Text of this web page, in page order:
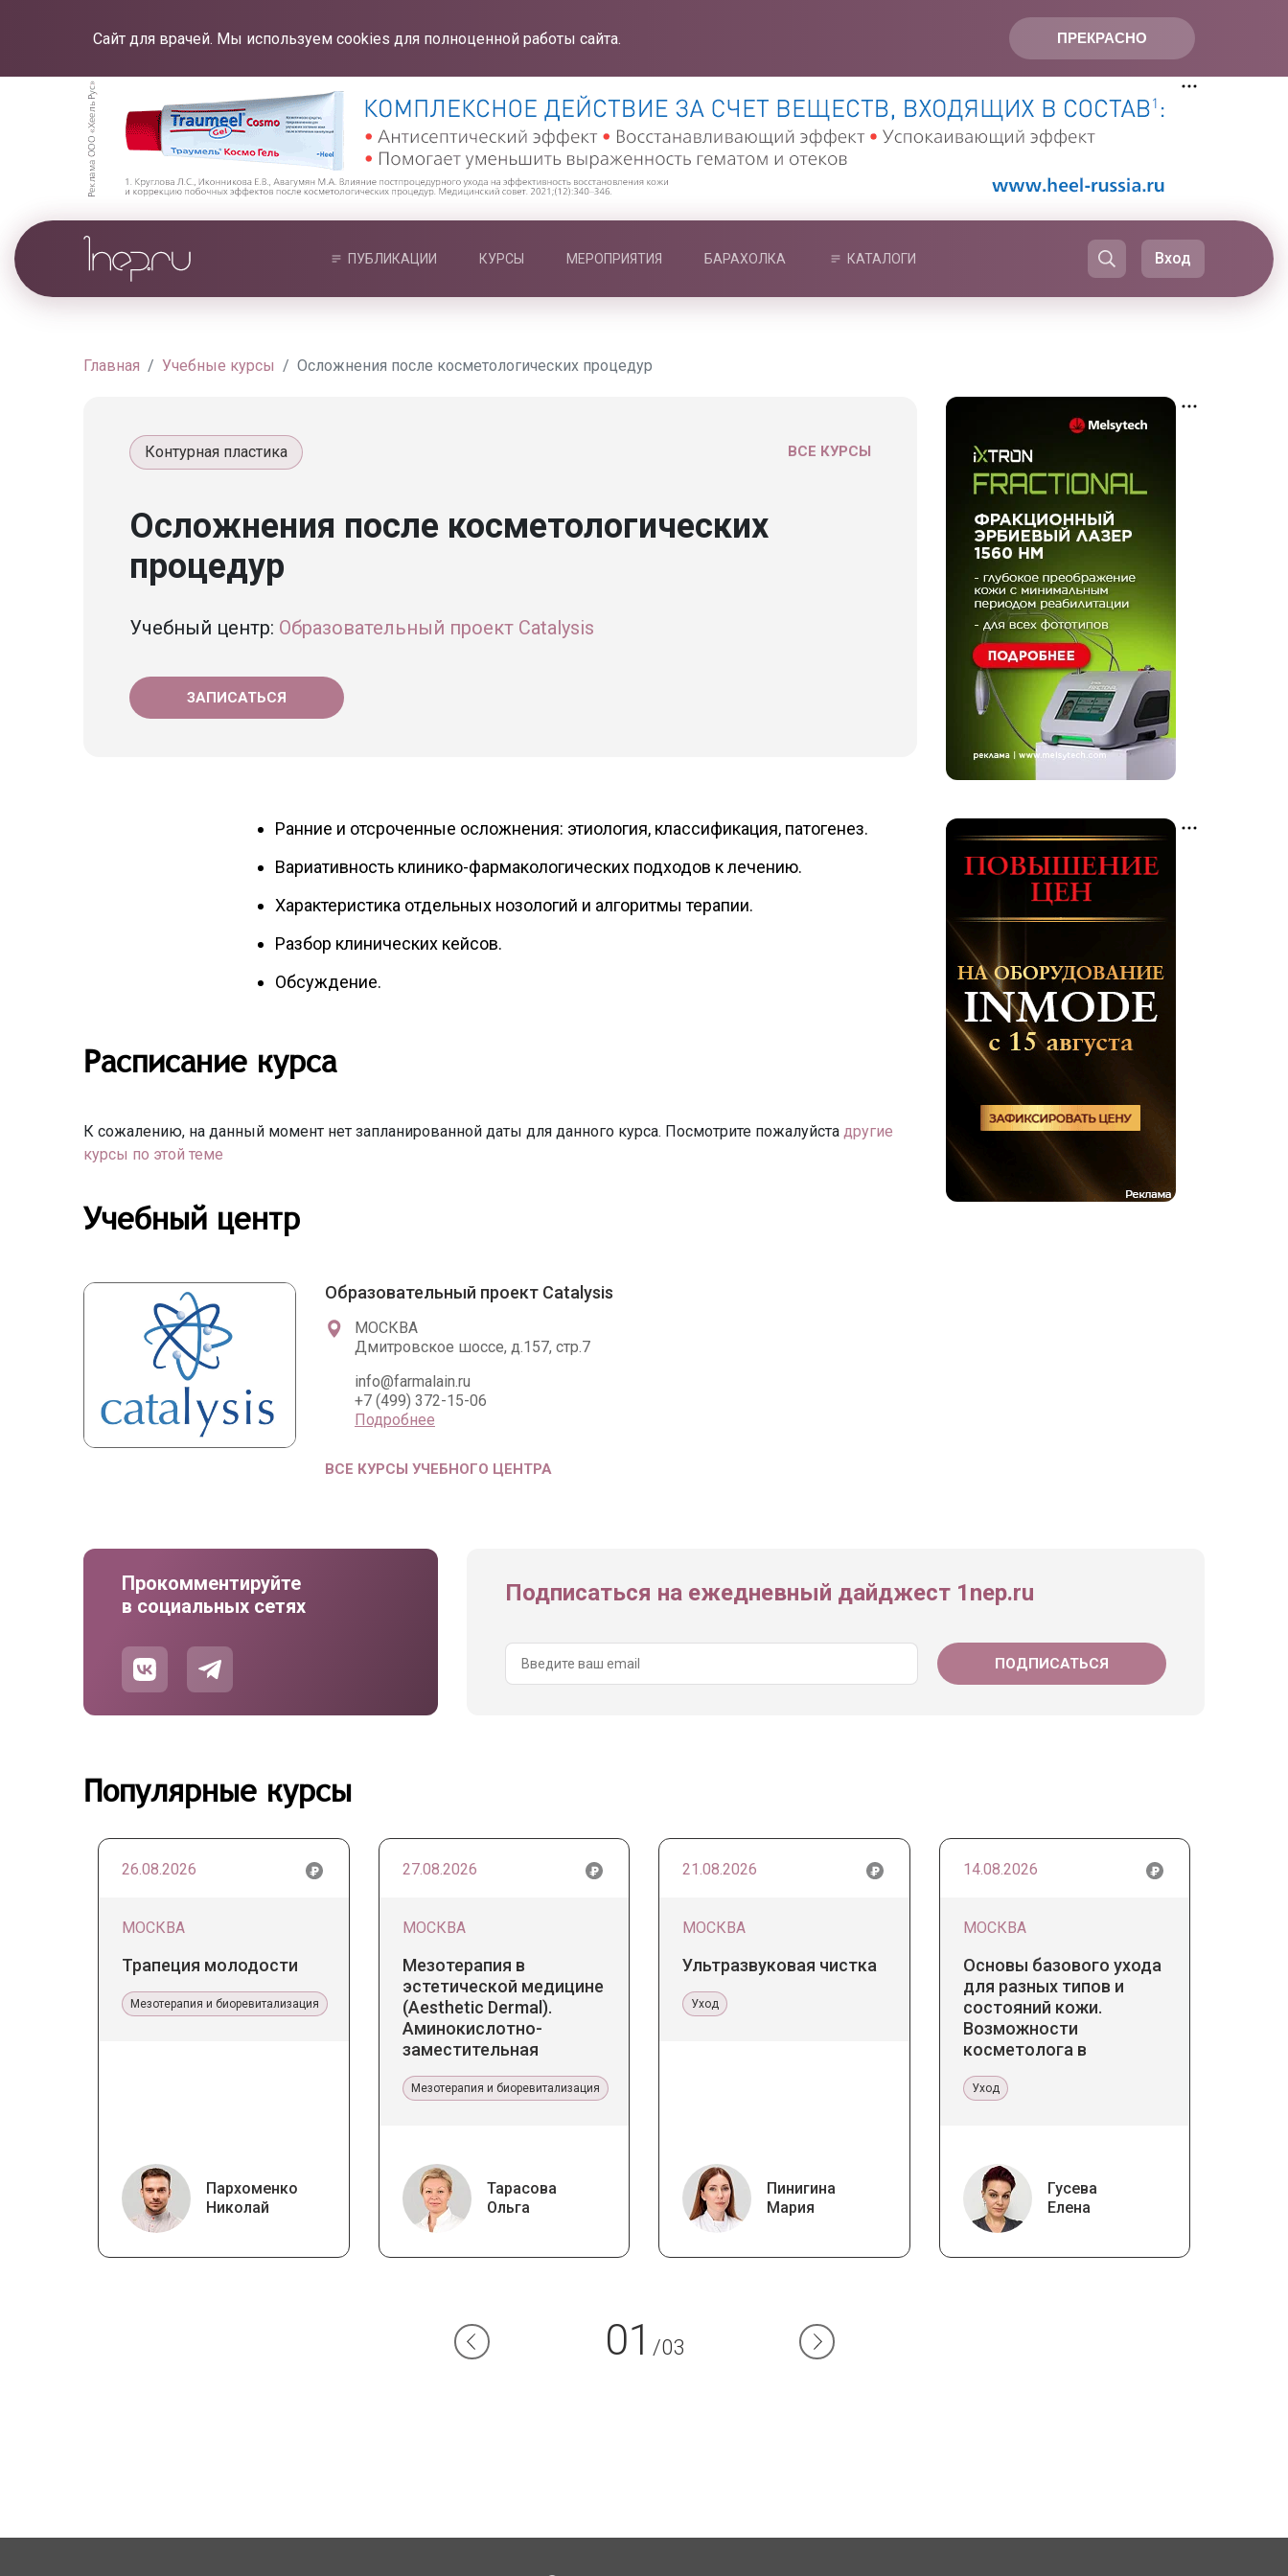
ПРЕКРАСНО
Сайт для врачей. Мы используем cookies для полноценной работы сайта.
ПУБЛИКАЦИИ КУРСЫ МЕРОПРИЯТИЯ БАРАХОЛКА КАТАЛОГИ Вход
Главная Учебные курсы Осложнения после косметологических процедур
ВСЕ КУРСЫ
Контурная пластика
Осложнения после косметологических
процедур
Учебный центр: Образовательный проект Catalysis
ЗАПИСАТЬСЯ
Ранние и отсроченные осложнения: этиология, классификация, патогенез.
Вариативность клинико-фармакологических подходов к лечению.
Характеристика отдельных нозологий и алгоритмы терапии.
Разбор клинических кейсов.
Обсуждение.
Расписание курса
К сожалению, на данный момент нет запланированной даты для данного курса. Посмотрите пожалуйста другие
курсы по этой теме
Учебный центр
Образовательный проект Catalysis
МОСКВА
Дмитровское шоссе, д.157, стр.7
info@farmalain.ru
+7 (499) 372-15-06
Подробнее
ВСЕ КУРСЫ УЧЕБНОГО ЦЕНТРА
Прокомментируйте
в социальных сетях
Подписаться на ежедневный дайджест 1nep.ru
Популярные курсы
26.08.2026
МОСКВА
Трапеция молодости
Мезотерапия и биоревитализация
Пархоменко
Николай
27.08.2026
МОСКВА
Мезотерапия в
эстетической медицине
(Aesthetic Dermal).
Аминокислотно-
заместительная
Мезотерапия и биоревитализация
Тарасова
Ольга
21.08.2026
МОСКВА
Ультразвуковая чистка
Уход
Пинигина
Мария
14.08.2026
МОСКВА
Основы базового ухода
для разных типов и
состояний кожи.
Возможности
косметолога в
Уход
Гусева
Елена
01 /03